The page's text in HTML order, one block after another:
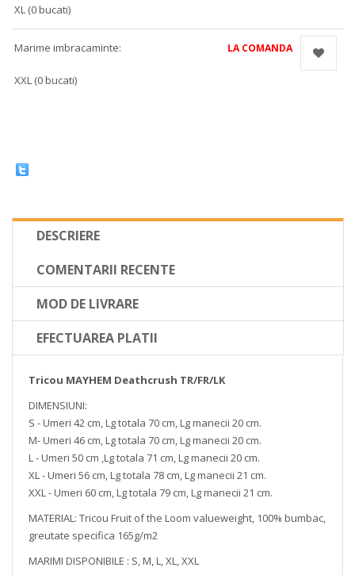
XL (0 bucati)
Marime imbracaminte:
XXL (0 bucati)
LA COMANDA
DESCRIERE
COMENTARII RECENTE
MOD DE LIVRARE
EFECTUAREA PLATII
Tricou MAYHEM Deathcrush TR/FR/LK
DIMENSIUNI:
S - Umeri 42 cm, Lg totala 70 cm, Lg manecii 20 cm.
M- Umeri 46 cm, Lg totala 70 cm, Lg manecii 20 cm.
L - Umeri 50 cm ,Lg totala 71 cm, Lg manecii 20 cm.
XL - Umeri 56 cm, Lg totala 78 cm, Lg manecii 21 cm.
XXL - Umeri 60 cm, Lg totala 79 cm, Lg manecii 21 cm.
MATERIAL: Tricou Fruit of the Loom valueweight, 100% bumbac,
greutate specifica 165g/m2
MARIMI DISPONIBILE : S, M, L, XL, XXL